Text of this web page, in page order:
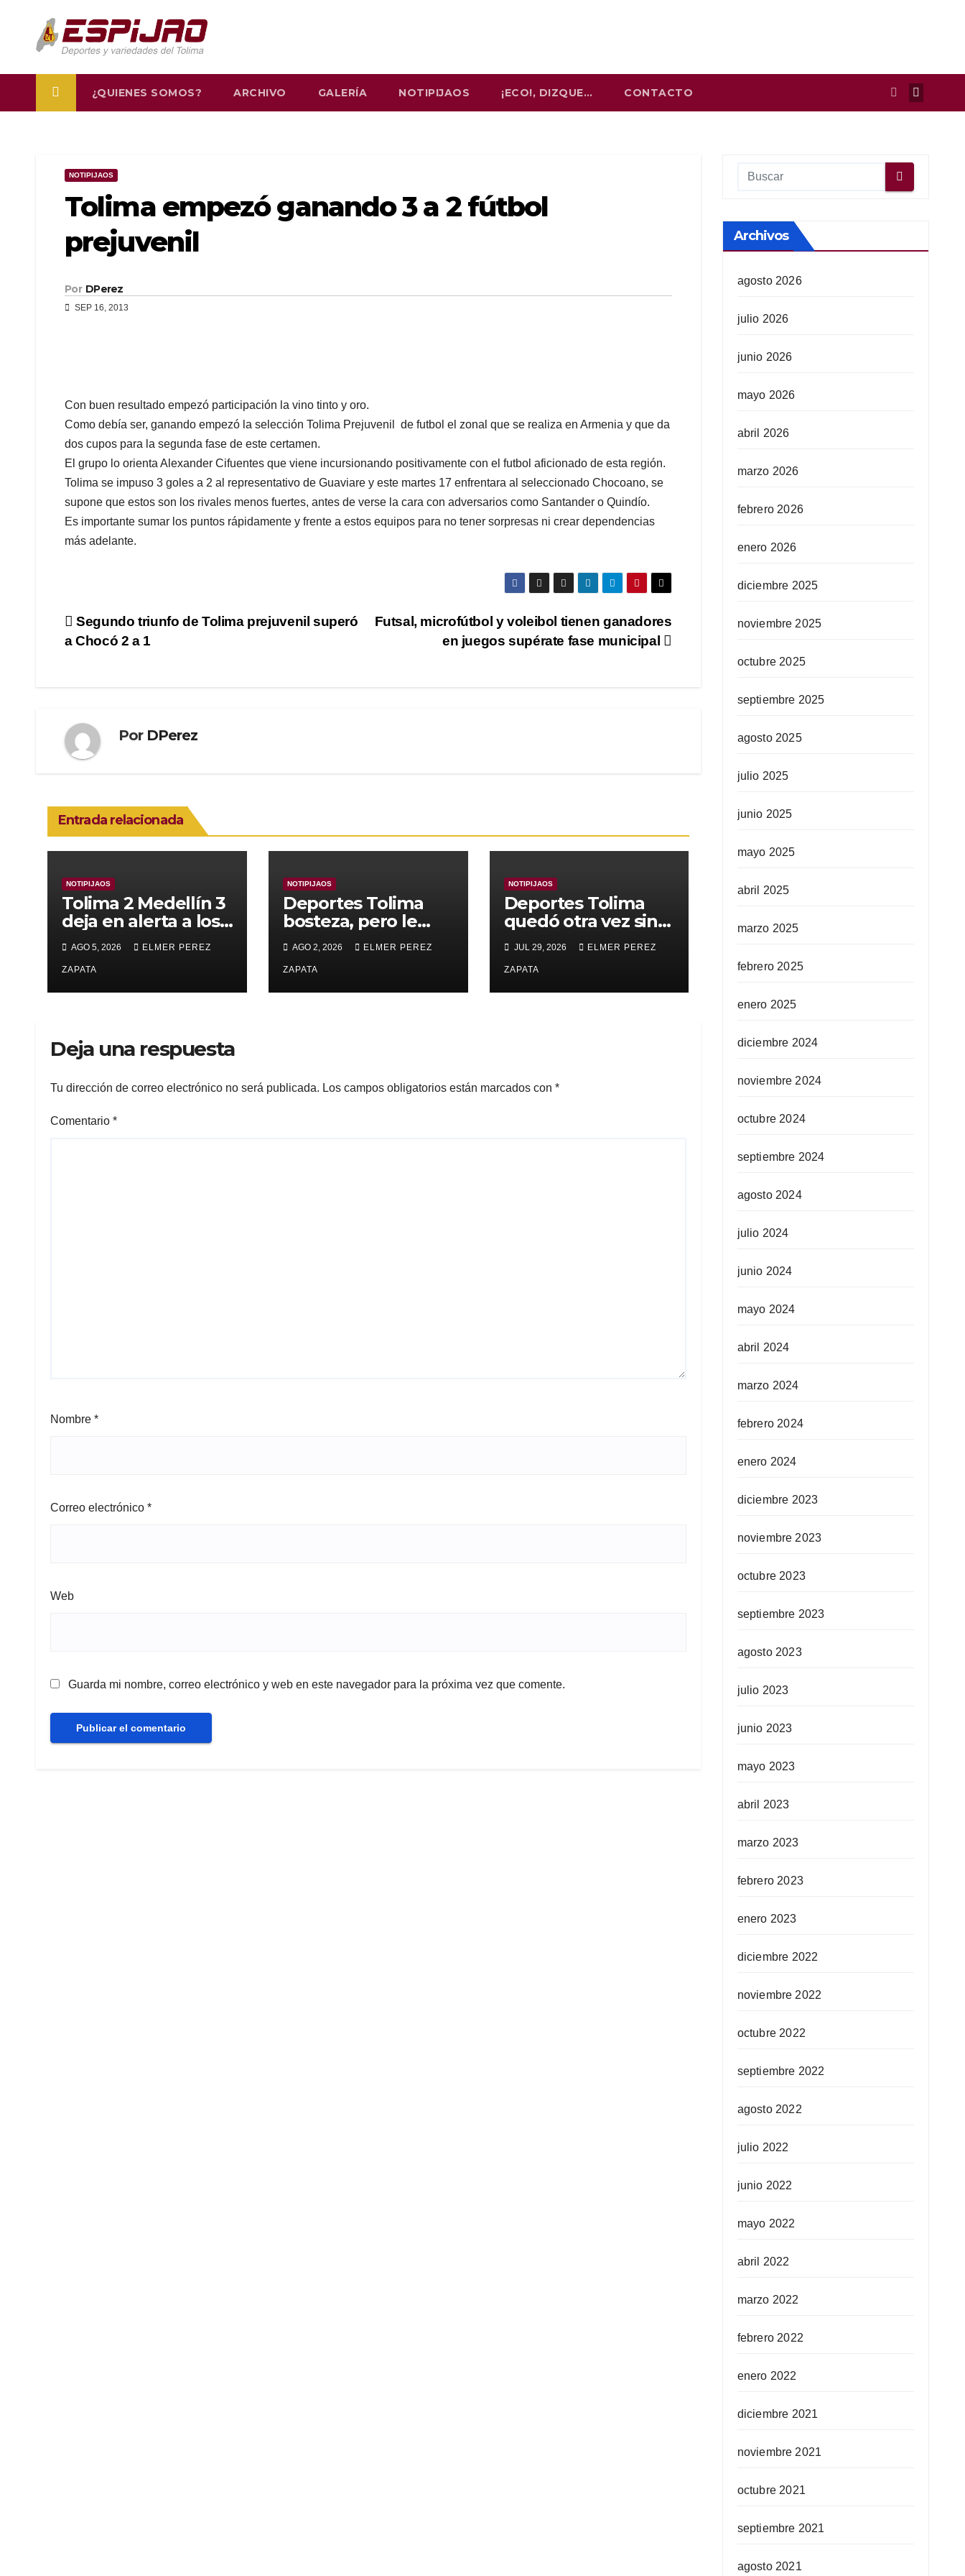
contenido
¿QUIENES SOMOS? ARCHIVO GALERÍA NOTIPIJAOS ¡ECO!, DIZQUE… CONTACTO
NOTIPIJAOS
Tolima empezó ganando 3 a 2 fútbol
prejuvenil
Por DPerez
SEP 16, 2013
Con buen resultado empezó participación la vino tinto y oro.
Como debía ser, ganando empezó la selección Tolima Prejuvenil de futbol el zonal que se realiza en Armenia y que da
dos cupos para la segunda fase de este certamen.
El grupo lo orienta Alexander Cifuentes que viene incursionando positivamente con el futbol aficionado de esta región.
Tolima se impuso 3 goles a 2 al representativo de Guaviare y este martes 17 enfrentara al seleccionado Chocoano, se
supone que estos son los rivales menos fuertes, antes de verse la cara con adversarios como Santander o Quindío.
Es importante sumar los puntos rápidamente y frente a estos equipos para no tener sorpresas ni crear dependencias
más adelante.
Navegación
Futsal, microfútbol y voleibol tienen ganadores
en juegos supérate fase municipal
Segundo triunfo de Tolima prejuvenil superó
a Chocó 2 a 1
Por DPerez
Entrada relacionada
NOTIPIJAOS
Tolima 2 Medellín 3
deja en alerta a los
pijaos por su fútbol
irregular
AGO 5, 2026 ELMER PEREZ
ZAPATA
NOTIPIJAOS
Deportes Tolima
bosteza, pero le
alcanza para
superar a Alianza
Valledupar 2 A 1
AGO 2, 2026 ELMER PEREZ
ZAPATA
NOTIPIJAOS
Deportes Tolima
quedó otra vez sin
Copa
JUL 29, 2026 ELMER PEREZ
ZAPATA
Deja una respuesta
Tu dirección de correo electrónico no será publicada. Los campos obligatorios están marcados con *
Comentario *
Nombre *
Correo electrónico *
Web
Guarda mi nombre, correo electrónico y web en este navegador para la próxima vez que comente.
Archivos
agosto 2026
julio 2026
junio 2026
mayo 2026
abril 2026
marzo 2026
febrero 2026
enero 2026
diciembre 2025
noviembre 2025
octubre 2025
septiembre 2025
agosto 2025
julio 2025
junio 2025
mayo 2025
abril 2025
marzo 2025
febrero 2025
enero 2025
diciembre 2024
noviembre 2024
octubre 2024
septiembre 2024
agosto 2024
julio 2024
junio 2024
mayo 2024
abril 2024
marzo 2024
febrero 2024
enero 2024
diciembre 2023
noviembre 2023
octubre 2023
septiembre 2023
agosto 2023
julio 2023
junio 2023
mayo 2023
abril 2023
marzo 2023
febrero 2023
enero 2023
diciembre 2022
noviembre 2022
octubre 2022
septiembre 2022
agosto 2022
julio 2022
junio 2022
mayo 2022
abril 2022
marzo 2022
febrero 2022
enero 2022
diciembre 2021
noviembre 2021
octubre 2021
septiembre 2021
agosto 2021